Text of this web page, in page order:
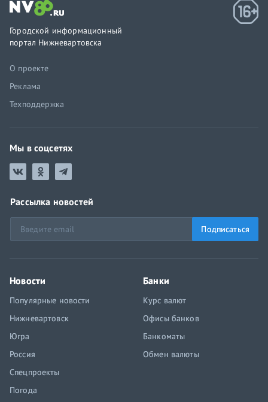
Городской информационный
портал Нижневартовска
О проекте
Реклама
Техподдержка
Мы в соцсетях
Рассылка новостей
Подписаться
Новости
Популярные новости
Нижневартовск
Югра
Россия
Спецпроекты
Погода
Банки
Курс валют
Офисы банков
Банкоматы
Обмен валюты